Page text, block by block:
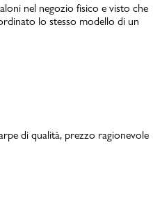
nel negozio fisico e visto che
lo stesso modello di un
di qualità, prezzo ragionevole